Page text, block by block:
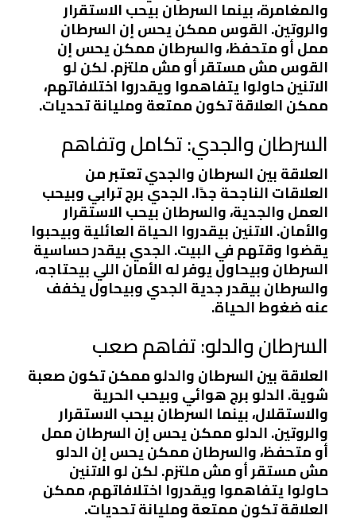
والمغامرة، بينما السرطان بيحب الاستقرار
والروتين. القوس ممكن يحس إن السرطان
ممل أو متحفظ، والسرطان ممكن يحس إن
القوس مش مستقر أو مش ملتزم. لكن لو
الاتنين حاولوا يتفاهموا ويقدروا اختلافاتهم،
ممكن العلاقة تكون ممتعة ومليانة تحديات.
السرطان والجدي: تكامل وتفاهم
العلاقة بين السرطان والجدي تعتبر من
العلاقات الناجحة جدًا. الجدي برج ترابي وبيحب
العمل والجدية، والسرطان بيحب الاستقرار
والأمان. الاتنين بيقدروا الحياة العائلية وبيحبوا
يقضوا وقتهم في البيت. الجدي بيقدر حساسية
السرطان وبيحاول يوفر له الأمان اللي بيحتاجه،
والسرطان بيقدر جدية الجدي وبيحاول يخفف
عنه ضغوط الحياة.
السرطان والدلو: تفاهم صعب
العلاقة بين السرطان والدلو ممكن تكون صعبة
شوية. الدلو برج هوائي وبيحب الحرية
والاستقلال، بينما السرطان بيحب الاستقرار
والروتين. الدلو ممكن يحس إن السرطان ممل
أو متحفظ، والسرطان ممكن يحس إن الدلو
مش مستقر أو مش ملتزم. لكن لو الاتنين
حاولوا يتفاهموا ويقدروا اختلافاتهم، ممكن
العلاقة تكون ممتعة ومليانة تحديات.